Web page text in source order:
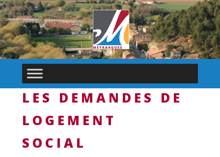
LES DEMANDES DE
LOGEMENT
SOCIAL